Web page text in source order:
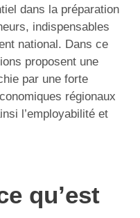
dans la préparation
indispensables
national. Dans ce
proposent une
par une forte
régionaux
l’employabilité et
qu’est